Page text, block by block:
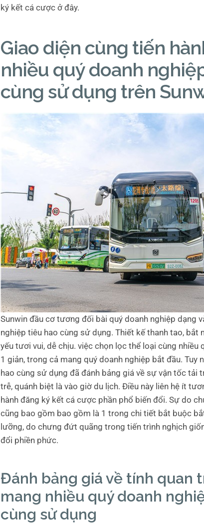
ký kết cá cược ở đây.
Giao diện cùng tiến
nhiều quý doanh
cùng sử dụng trên
Sunwin đầu cơ tương đối bài quý doanh nghiệp dạng
nghiệp tiêu hao cùng sử dụng. Thiết kế thanh tao,
yếu tươi vui, dễ chịu. việc chọn lọc thể loại cùng
1 giản, trong cả mang quý doanh nghiệp bắt đầu. Tuy
hao cùng sử dụng đã đánh bảng giá về sự vận tốc tải
trễ, quánh biệt là vào giờ du lịch. Điều này liên hệ ít
hành đăng ký kết cá cược phần phổ biến đổi. Sự do
cũng bao gồm bao gồm là 1 trong chi tiết bắt buộc
lưỡng, do chưng đứt quãng trong tiến trình nghịch
đổi phiền phức.
Đánh bảng giá về tính quan
mang nhiều quý doanh
cùng sử dụng